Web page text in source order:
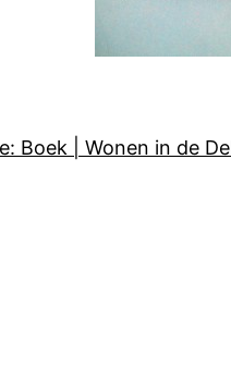
Boek | Wonen in de